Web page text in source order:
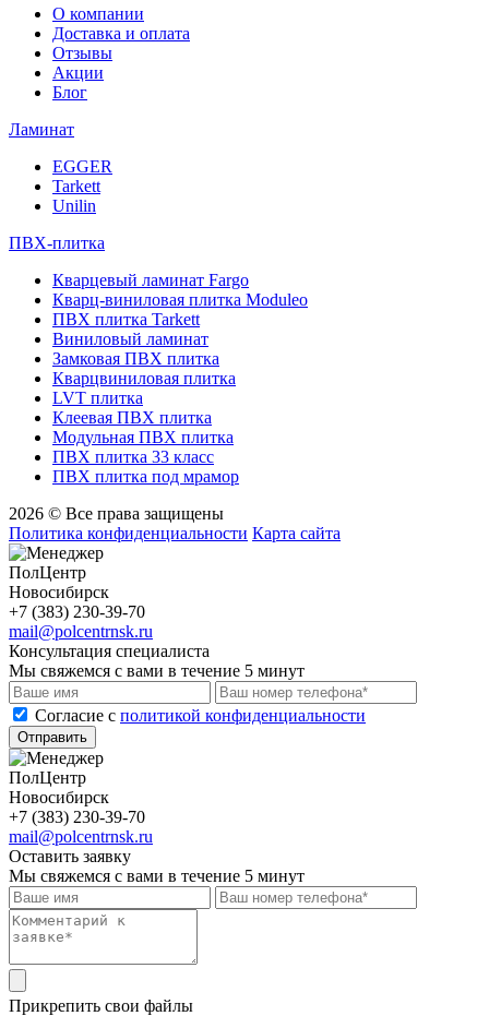
О компании
Доставка и оплата
Отзывы
Акции
Блог
Ламинат
EGGER
Tarkett
Unilin
ПВХ-плитка
Кварцевый ламинат Fargo
Кварц-виниловая плитка Moduleo
ПВХ плитка Tarkett
Виниловый ламинат
Замковая ПВХ плитка
Кварцвиниловая плитка
LVT плитка
Клеевая ПВХ плитка
Модульная ПВХ плитка
ПВХ плитка 33 класс
ПВХ плитка под мрамор
2026 © Все права защищены
Политика конфиденциальности Карта сайта
ПолЦентр
Новосибирск
+7 (383) 230-39-70
mail@polcentrnsk.ru
Консультация специалиста
Мы свяжемся с вами в течение 5 минут
Cогласие с политикой конфиденциальности
Отправить
ПолЦентр
Новосибирск
+7 (383) 230-39-70
mail@polcentrnsk.ru
Оставить заявку
Мы свяжемся с вами в течение 5 минут
Прикрепить свои файлы